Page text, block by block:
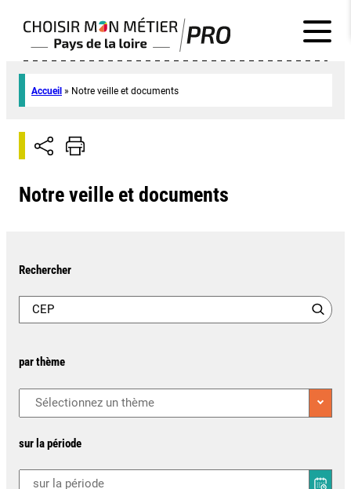
Accueil » Notre veille et documents
Notre veille et documents
Rechercher
par thème
sur la période